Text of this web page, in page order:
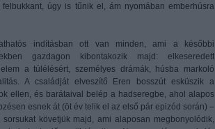
úgy is tűnik el, ám nyomában emberhúsra
indításban ott van minden, ami a későbbi
gazdagon kibontakozik majd: elkeseredett
a túlélésért, személyes drámák, húsba markoló
A családját elveszítő Eren bosszút esküszik a
ellen, és barátaival belép a hadseregbe, ahol alapos
esnek át (öt év telik el az első pár epizód során) –
követjük majd, ami alaposan megbonyolódik,